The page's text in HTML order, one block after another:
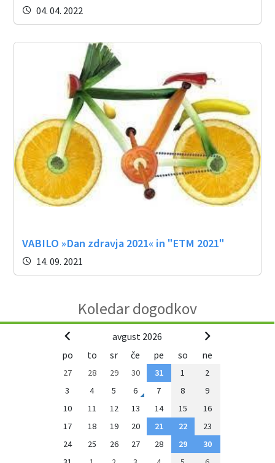
04. 04. 2022
VABILO »Dan zdravja 2021« in "ETM 2021"
14. 09. 2021
Koledar dogodkov
avgust 2026
po
to sr če pe so ne
27 28 29 30 31 1
2
3
4 5 6 7 8
9
10
11 12 13 14 15
16
17
18 19 20 21 22
23
24
25 26 27 28 29
30